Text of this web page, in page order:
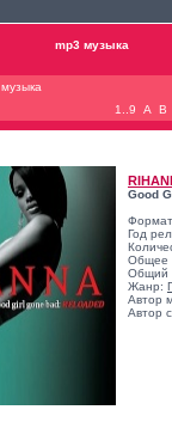
mp3 музыка
музыка
1..9
A B
Good
Год
Общее
Общий
Жанр:
Автор
Автор